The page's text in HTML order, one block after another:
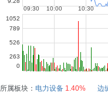
所属板块： 电力设备 1.40%
边